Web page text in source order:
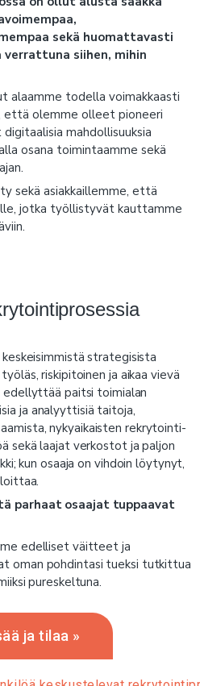
sekä huomattavasti
verrattuna siihen, mihin
alaamme todella voimakkaasti
että olemme olleet pioneeri
mahdollisuuksia
osana toimintaamme sekä
sekä asiakkaillemme, että
jotka työllistyvät kauttamme
strategisista
riskipitoinen ja aikaa vievä
edellyttää paitsi toimialan
ja analyyttisiä taitoja,
nykyaikaisten rekrytointi-
sekä laajat verkostot ja paljon
kun osaaja on vihdoin löytynyt,
parhaat osaajat tuppaavat
edelliset väitteet ja
oman pohdintasi tueksi tutkittua
pureskeltuna.
ja tilaa »